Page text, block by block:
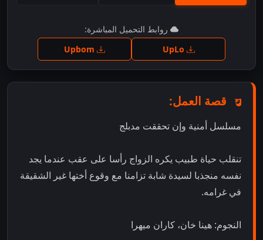
اضغط للمشاهدة
روابط التحميل المباشرة:
قصة العمل:
مسلسل أمنية وإن تحققت مدبلج
تنقلب حياة طبيب يكره الزواج رأسا على عقب عندما يجد
نفسه منجذبا لسيدة شابة تزامنا مع وقوع أختها غير الشقيقة
في غرامه.
النجوم: هينا خان، كاران ميهرا